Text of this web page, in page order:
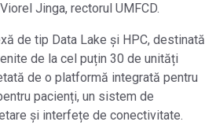
Jinga, rectorul UMFCD.
de tip Data Lake și HPC, destinată
de la cel puțin 30 de unități
de o platformă integrată pentru
pacienți, un sistem de
și interfețe de conectivitate.